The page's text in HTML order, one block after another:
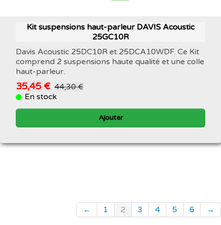
Kit suspensions haut-parleur DAVIS Acoustic
25GC10R
Davis Acoustic 25DC10R et 25DCA10WDF. Ce Kit
comprend 2 suspensions haute qualité et une colle
haut-parleur.
35,45 € 44,30 €
En stock
Ajouter
← 1 2 3 4 5 6 →